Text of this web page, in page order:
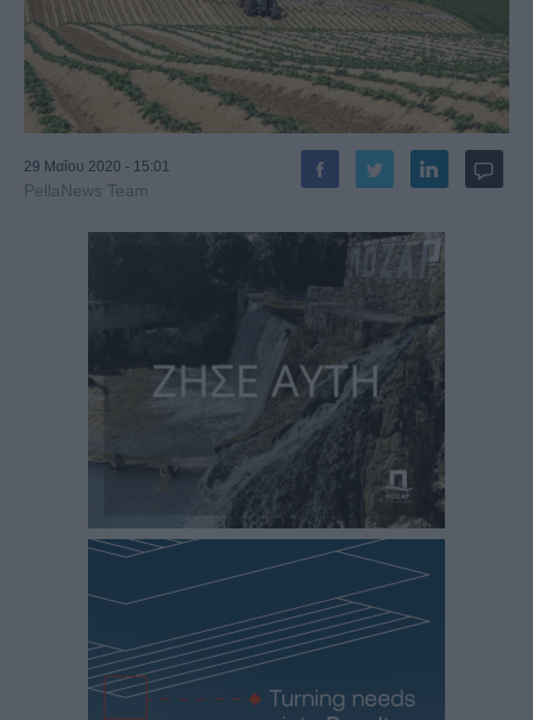
29 Μαΐου 2020 - 15:01
PellaNews Team